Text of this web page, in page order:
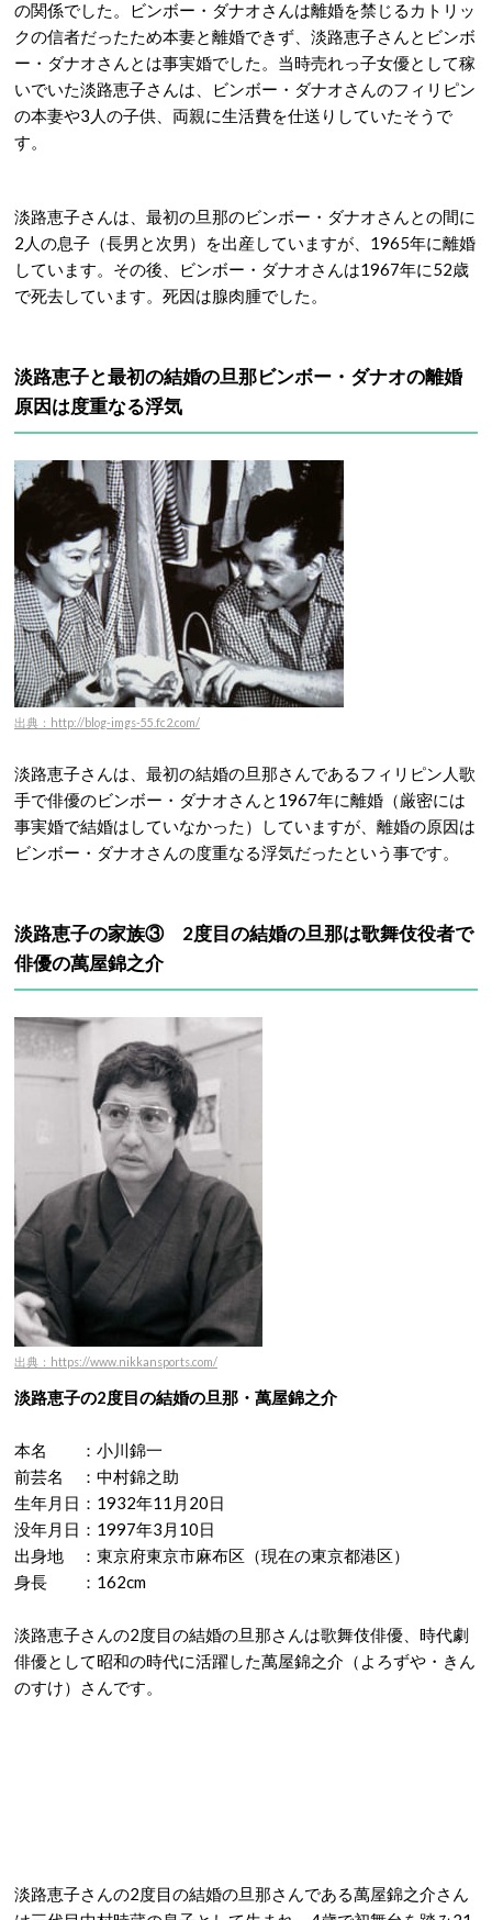
の関係でした。ビンボー・ダナオさんは離婚を禁じるカトリッ
クの信者だったため本妻と離婚できず、淡路恵子さんとビンボ
ー・ダナオさんとは事実婚でした。当時売れっ子女優として稼
いでいた淡路恵子さんは、ビンボー・ダナオさんのフィリピン
の本妻や3人の子供、両親に生活費を仕送りしていたそうで
す。
淡路恵子さんは、最初の旦那のビンボー・ダナオさんとの間に
2人の息子（長男と次男）を出産していますが、1965年に離婚
しています。その後、ビンボー・ダナオさんは1967年に52歳
で死去しています。死因は腺肉腫でした。
淡路恵子と最初の結婚の旦那ビンボー・ダナオの離婚
原因は度重なる浮気
出典：http://blog-imgs-55.fc2.com/
淡路恵子さんは、最初の結婚の旦那さんであるフィリピン人歌
手で俳優のビンボー・ダナオさんと1967年に離婚（厳密には
事実婚で結婚はしていなかった）していますが、離婚の原因は
ビンボー・ダナオさんの度重なる浮気だったという事です。
淡路恵子の家族③ 2度目の結婚の旦那は歌舞伎役者で
俳優の萬屋錦之介
出典：https://www.nikkansports.com/
淡路恵子の2度目の結婚の旦那・萬屋錦之介
本名 ：小川錦一
前芸名 ：中村錦之助
生年月日：1932年11月20日
没年月日：1997年3月10日
出身地 ：東京府東京市麻布区（現在の東京都港区）
身長 ：162cm
淡路恵子さんの2度目の結婚の旦那さんは歌舞伎俳優、時代劇
俳優として昭和の時代に活躍した萬屋錦之介（よろずや・きん
のすけ）さんです。
淡路恵子さんの2度目の結婚の旦那さんである萬屋錦之介さん